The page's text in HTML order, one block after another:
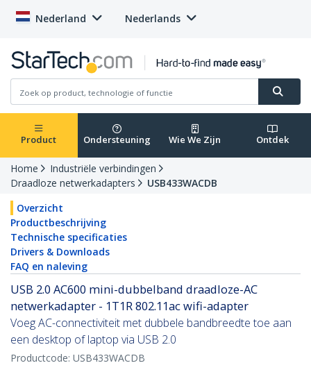
Nederland Nederlands
Product Ondersteuning Wie We Zijn Ontdek
Home
Industriële verbindingen
Draadloze netwerkadapters
USB433WACDB
Overzicht
Productbeschrijving
Technische specificaties
Drivers & Downloads
FAQ en naleving
USB 2.0 AC600 mini-dubbelband draadloze-AC
netwerkadapter - 1T1R 802.11ac wifi-adapter
Voeg AC-connectiviteit met dubbele bandbreedte toe aan
een desktop of laptop via USB 2.0
Productcode: USB433WACDB